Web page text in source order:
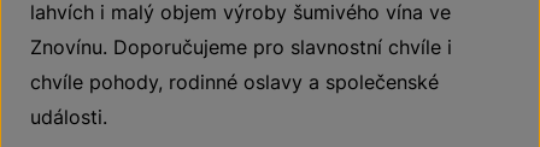
lahvích i malý objem výroby šumivého vína ve
Znovínu. Doporučujeme pro slavnostní chvíle i
chvíle pohody, rodinné oslavy a společenské
události.